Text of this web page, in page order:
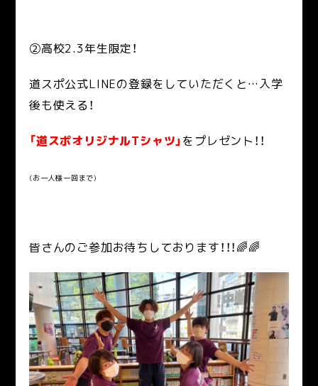
②高校2.3年生限定！
道スポ公式LINEの登録をしていただくと…入学
後も使える！
「道スポオリジナルTシャツ」 をプレゼント！！
(お一人様一回まで)
皆さんのご参加お待ちしております！！！🌈🌈